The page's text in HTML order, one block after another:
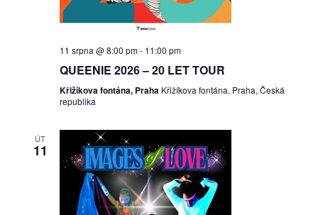
11 srpna @ 8:00 pm- 11:00 pm
QUEENIE 2026 – 20 LET TOUR
Křižíkova fontána, Praha Křižíkova fontána, Praha, Česká
republika
ÚT
11